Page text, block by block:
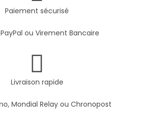
Paiement sécurisé
PayPal ou Virement Bancaire
Livraison rapide
Mondial Relay ou Chronopost